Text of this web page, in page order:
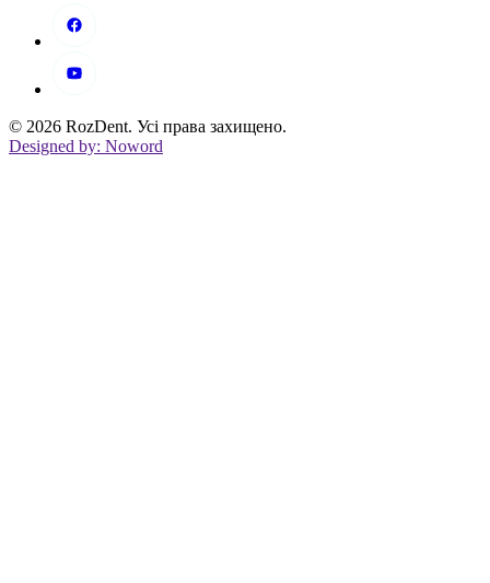
© 2026 RozDent. Усі права захищено.
Designed by: Noword